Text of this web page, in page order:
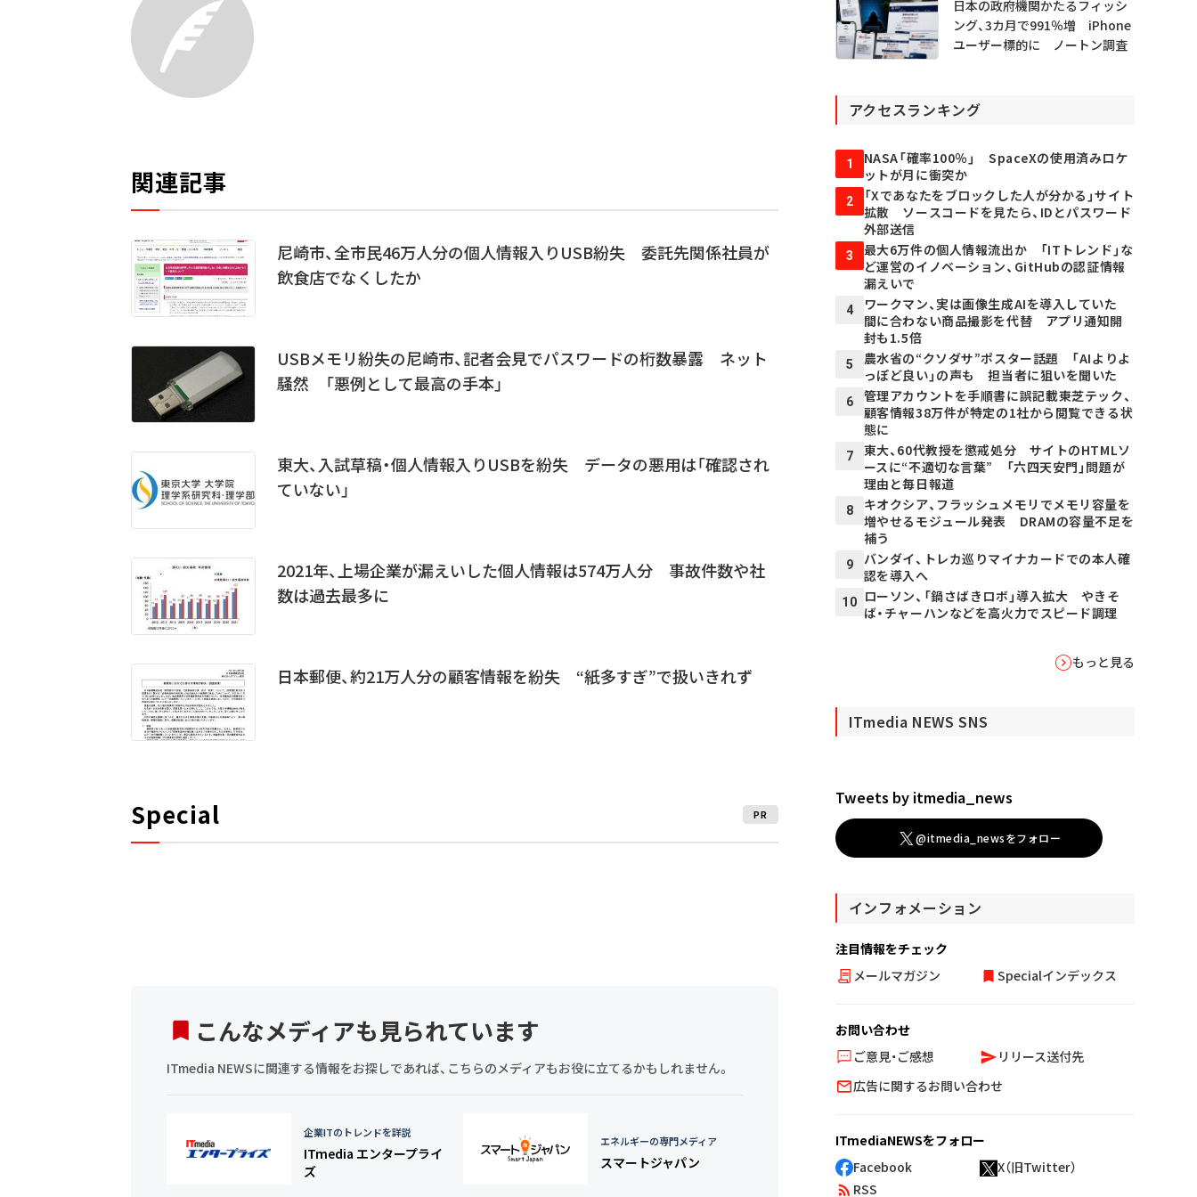
関連記事
尼崎市、全市民46万人分の個人情報入りUSB紛失 委託先関係社員が
飲食店でなくしたか
USBメモリ紛失の尼崎市、記者会見でパスワードの桁数暴露 ネット
騒然 「悪例として最高の手本」
東大、入試草稿・個人情報入りUSBを紛失 データの悪用は「確認され
ていない」
2021年、上場企業が漏えいした個人情報は574万人分 事故件数や社
数は過去最多に
日本郵便、約21万人分の顧客情報を紛失 “紙多すぎ”で扱いきれず
Special PR
こんなメディアも見られています
ITmedia NEWSに関連する情報をお探しであれば、こちらのメディアもお役に立てるかもしれません。
企業ITのトレンドを詳説
ITmedia エンタープライ
ズ
エネルギーの専門メディア
スマートジャパン
日本の政府機関かたるフィッシ
ング、3カ月で991％増 iPhone
ユーザー標的に ノートン調査
アクセスランキング
1
NASA「確率100％」 SpaceXの使用済みロケ
ットが月に衝突か
2
「Xであなたをブロックした人が分かる」サイト
拡散 ソースコードを見たら、IDとパスワード
外部送信
3
最大6万件の個人情報流出か 「ITトレンド」な
ど運営のイノベーション、GitHubの認証情報
漏えいで
4
ワークマン、実は画像生成AIを導入していた
間に合わない商品撮影を代替 アプリ通知開
封も1.5倍
5
農水省の“クソダサ”ポスター話題 「AIよりよ
っぽど良い」の声も 担当者に狙いを聞いた
6
管理アカウントを手順書に誤記載――東芝テック、
顧客情報38万件が特定の1社から閲覧できる状
態に
7
東大、60代教授を懲戒処分 サイトのHTMLソ
ースに“不適切な言葉” 「六四天安門」問題が
理由と毎日報道
8
キオクシア、フラッシュメモリでメモリ容量を
増やせるモジュール発表 DRAMの容量不足を
補う
9
バンダイ、トレカ巡りマイナカードでの本人確
認を導入へ
10
ローソン、「鍋さばきロボ」導入拡大 やきそ
ば・チャーハンなどを高火力でスピード調理
もっと見る
ITmedia NEWS SNS
Tweets by itmedia_news
@itmedia_newsをフォロー
インフォメーション
注目情報をチェック
メールマガジン
Specialインデックス
お問い合わせ
ご意見・ご感想
リリース送付先
広告に関するお問い合わせ
ITmediaNEWSをフォロー
Facebook
X（旧Twitter）
RSS